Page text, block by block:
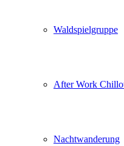
Waldspielgruppe
After Work
Nachtwanderung